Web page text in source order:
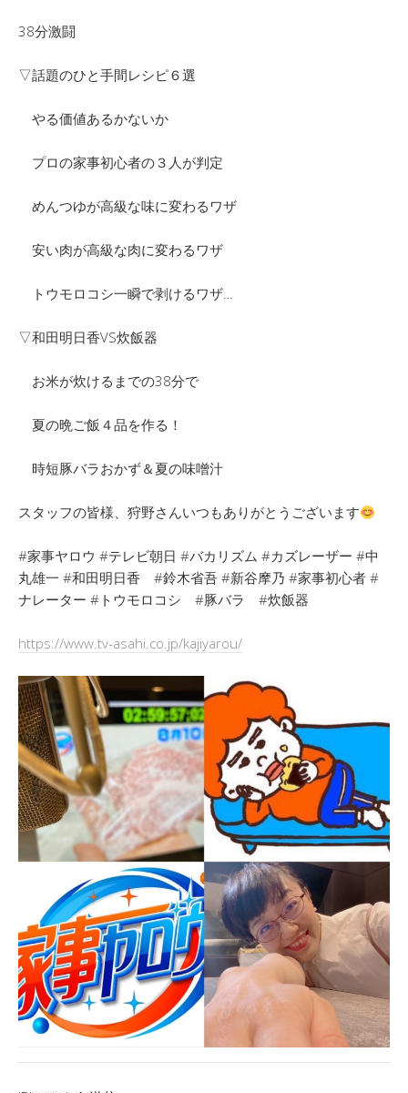
38分激闘
▽話題のひと手間レシピ６選
やる価値あるかないか
プロの家事初心者の３人が判定
めんつゆが高級な味に変わるワザ
安い肉が高級な肉に変わるワザ
トウモロコシ一瞬で剥けるワザ…
▽和田明日香VS炊飯器
お米が炊けるまでの38分で
夏の晩ご飯４品を作る！
時短豚バラおかず＆夏の味噌汁
スタッフの皆様、狩野さんいつもありがとうございます
#家事ヤロウ #テレビ朝日 #バカリズム #カズレーザー #中
丸雄一 #和田明日香 #鈴木省吾 #新谷摩乃 #家事初心者 #
ナレーター #トウモロコシ #豚バラ #炊飯器
https://www.tv-asahi.co.jp/kajiyarou/